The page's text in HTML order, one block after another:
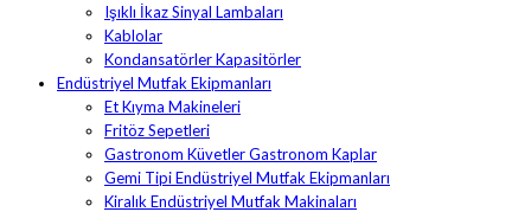
Işıklı İkaz Sinyal Lambaları
Kablolar
Kondansatörler Kapasitörler
Endüstriyel Mutfak Ekipmanları
Et Kıyma Makineleri
Fritöz Sepetleri
Gastronom Küvetler Gastronom Kaplar
Gemi Tipi Endüstriyel Mutfak Ekipmanları
Kiralık Endüstriyel Mutfak Makinaları